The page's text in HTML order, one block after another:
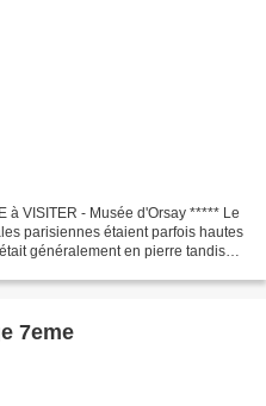
à VISITER - Musée d'Orsay ***** Le
parisiennes étaient parfois hautes
généralement en pierre tandis
7eme